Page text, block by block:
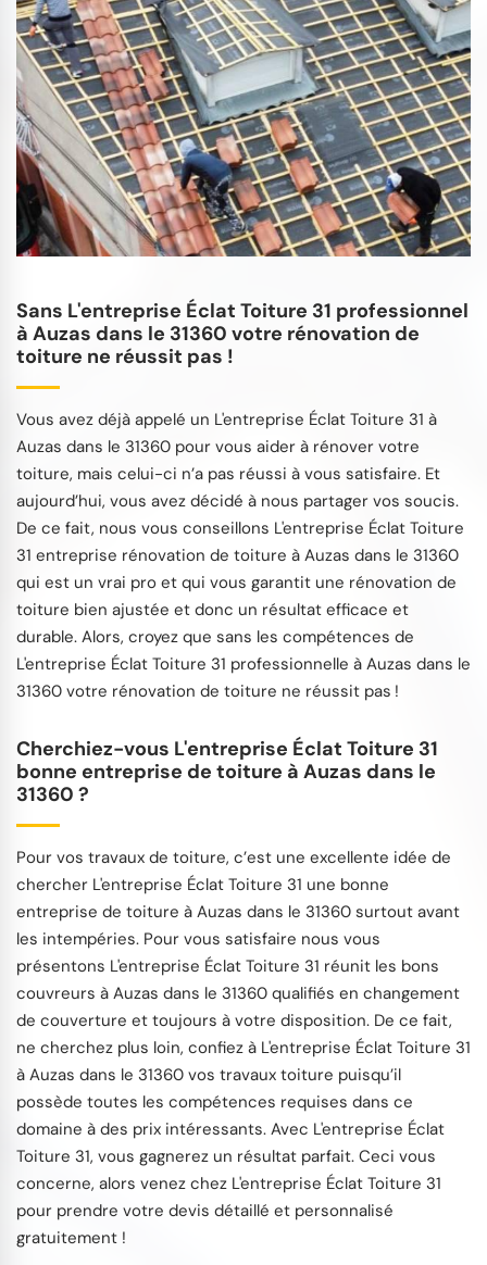
Sans L'entreprise Éclat Toiture 31 professionnel
à Auzas dans le 31360 votre rénovation de
toiture ne réussit pas !
Vous avez déjà appelé un L'entreprise Éclat Toiture 31 à
Auzas dans le 31360 pour vous aider à rénover votre
toiture, mais celui-ci n’a pas réussi à vous satisfaire. Et
aujourd’hui, vous avez décidé à nous partager vos soucis.
De ce fait, nous vous conseillons L'entreprise Éclat Toiture
31 entreprise rénovation de toiture à Auzas dans le 31360
qui est un vrai pro et qui vous garantit une rénovation de
toiture bien ajustée et donc un résultat efficace et
durable. Alors, croyez que sans les compétences de
L'entreprise Éclat Toiture 31 professionnelle à Auzas dans le
31360 votre rénovation de toiture ne réussit pas !
Cherchiez-vous L'entreprise Éclat Toiture 31
bonne entreprise de toiture à Auzas dans le
31360 ?
Pour vos travaux de toiture, c’est une excellente idée de
chercher L'entreprise Éclat Toiture 31 une bonne
entreprise de toiture à Auzas dans le 31360 surtout avant
les intempéries. Pour vous satisfaire nous vous
présentons L'entreprise Éclat Toiture 31 réunit les bons
couvreurs à Auzas dans le 31360 qualifiés en changement
de couverture et toujours à votre disposition. De ce fait,
ne cherchez plus loin, confiez à L'entreprise Éclat Toiture 31
à Auzas dans le 31360 vos travaux toiture puisqu’il
possède toutes les compétences requises dans ce
domaine à des prix intéressants. Avec L'entreprise Éclat
Toiture 31, vous gagnerez un résultat parfait. Ceci vous
concerne, alors venez chez L'entreprise Éclat Toiture 31
pour prendre votre devis détaillé et personnalisé
gratuitement !